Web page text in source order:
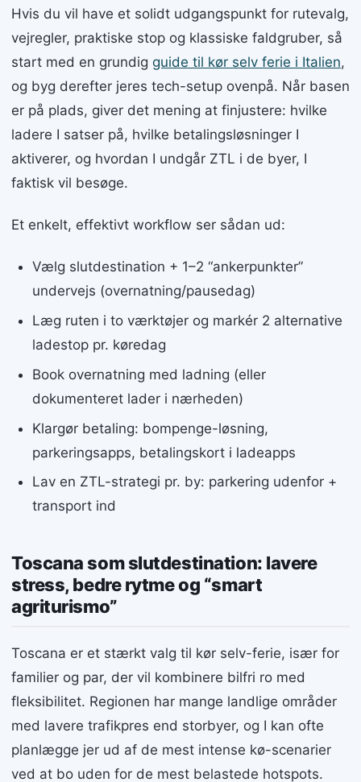
Hvis du vil have et solidt udgangspunkt for rutevalg,
vejregler, praktiske stop og klassiske faldgruber, så
start med en grundig guide til kør selv ferie i Italien,
og byg derefter jeres tech-setup ovenpå. Når basen
er på plads, giver det mening at finjustere: hvilke
ladere I satser på, hvilke betalingsløsninger I
aktiverer, og hvordan I undgår ZTL i de byer, I
faktisk vil besøge.
Et enkelt, effektivt workflow ser sådan ud:
Vælg slutdestination + 1–2 “ankerpunkter”
undervejs (overnatning/pausedag)
Læg ruten i to værktøjer og markér 2 alternative
ladestop pr. køredag
Book overnatning med ladning (eller
dokumenteret lader i nærheden)
Klargør betaling: bompenge-løsning,
parkeringsapps, betalingskort i ladeapps
Lav en ZTL-strategi pr. by: parkering udenfor +
transport ind
Toscana som slutdestination: lavere
stress, bedre rytme og “smart
agriturismo”
Toscana er et stærkt valg til kør selv-ferie, især for
familier og par, der vil kombinere bilfri ro med
fleksibilitet. Regionen har mange landlige områder
med lavere trafikpres end storbyer, og I kan ofte
planlægge jer ud af de mest intense kø-scenarier
ved at bo uden for de mest belastede hotspots.